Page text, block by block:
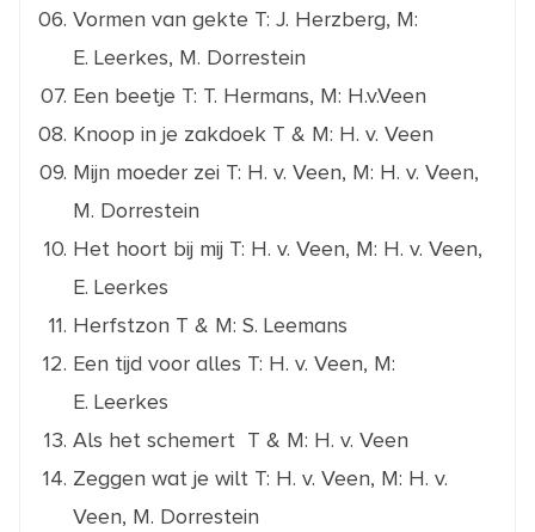
Vormen van gekte T: J. Herzberg, M:
E. Leerkes, M. Dorrestein
Een beetje T: T. Hermans, M: H.v.Veen
Knoop in je zakdoek T & M: H. v. Veen
Mijn moeder zei T: H. v. Veen, M: H. v. Veen,
M. Dorrestein
Het hoort bij mij T: H. v. Veen, M: H. v. Veen,
E. Leerkes
Herfstzon T & M: S. Leemans
Een tijd voor alles T: H. v. Veen, M:
E. Leerkes
Als het schemert T & M: H. v. Veen
Zeggen wat je wilt T: H. v. Veen, M: H. v.
Veen, M. Dorrestein